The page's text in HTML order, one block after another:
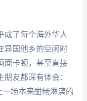
成了每个海外华人
异国他乡的空闲时
面卡顿，甚至直接
友都深有体会：
场本来酣畅淋漓的